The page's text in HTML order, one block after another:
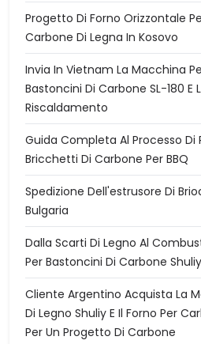
Progetto Di Forno Orizzontale
Carbone Di Legna In Kosovo
Invia In Vietnam La Macchina
Bastoncini Di Carbone SL-180 E
Riscaldamento
Guida Completa Al Processo Di
Bricchetti Di Carbone Per BBQ
Spedizione Dell'estrusore Di
Bulgaria
Dalla Scarti Di Legno Al
Per Bastoncini Di Carbone
Cliente Argentino Acquista La
Di Legno Shuliy E Il Forno Per
Per Un Progetto Di Carbone